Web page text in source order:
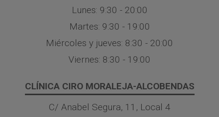
Lunes: 9:30 - 20:00
Martes: 9:30 - 19:00
Miércoles y jueves: 8:30 - 20:00
Viernes: 8:30 - 19:00
CLÍNICA CIRO MORALEJA-ALCOBENDAS
C/ Anabel Segura, 11, Local 4